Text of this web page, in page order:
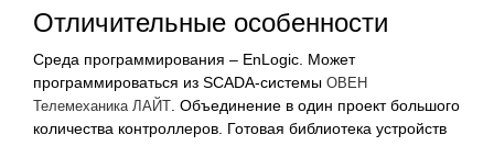
Отличительные особенности
Среда программирования – EnLogic. Может
программироваться из SCADA-системы ОВЕН
Телемеханика ЛАЙТ . Объединение в один проект большого
количества контроллеров. Готовая библиотека устройств